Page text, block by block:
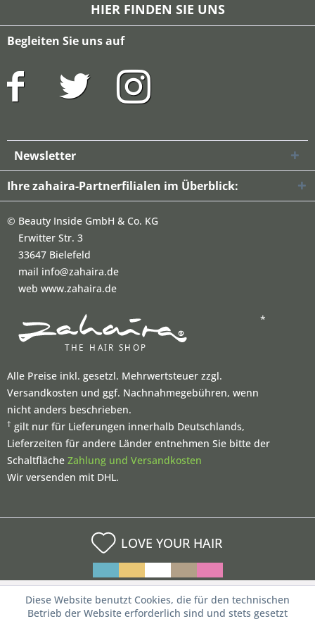
HIER FINDEN SIE UNS
Begleiten Sie uns auf
Newsletter
Ihre zahaira-Partnerfilialen im Überblick:
© Beauty Inside GmbH & Co. KG
Erwitter Str. 3
33647 Bielefeld
mail info@zahaira.de
web www.zahaira.de
*
Alle Preise inkl. gesetzl. Mehrwertsteuer zzgl.
Versandkosten und ggf. Nachnahmegebühren, wenn
nicht anders beschrieben.
† gilt nur für Lieferungen innerhalb Deutschlands,
Lieferzeiten für andere Länder entnehmen Sie bitte der
Schaltfläche Zahlung und Versandkosten
Wir versenden mit DHL.
LOVE YOUR HAIR
Diese Website benutzt Cookies, die für den technischen
Betrieb der Website erforderlich sind und stets gesetzt